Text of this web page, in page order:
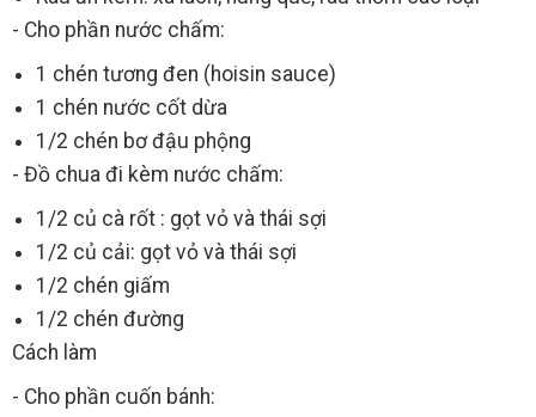
- Cho phần nước chấm:
1 chén tương đen (hoisin sauce)
1 chén nước cốt dừa
1/2 chén bơ đậu phộng
- Đồ chua đi kèm nước chấm:
1/2 củ cà rốt : gọt vỏ và thái sợi
1/2 củ cải: gọt vỏ và thái sợi
1/2 chén giấm
1/2 chén đường
Cách làm
- Cho phần cuốn bánh: